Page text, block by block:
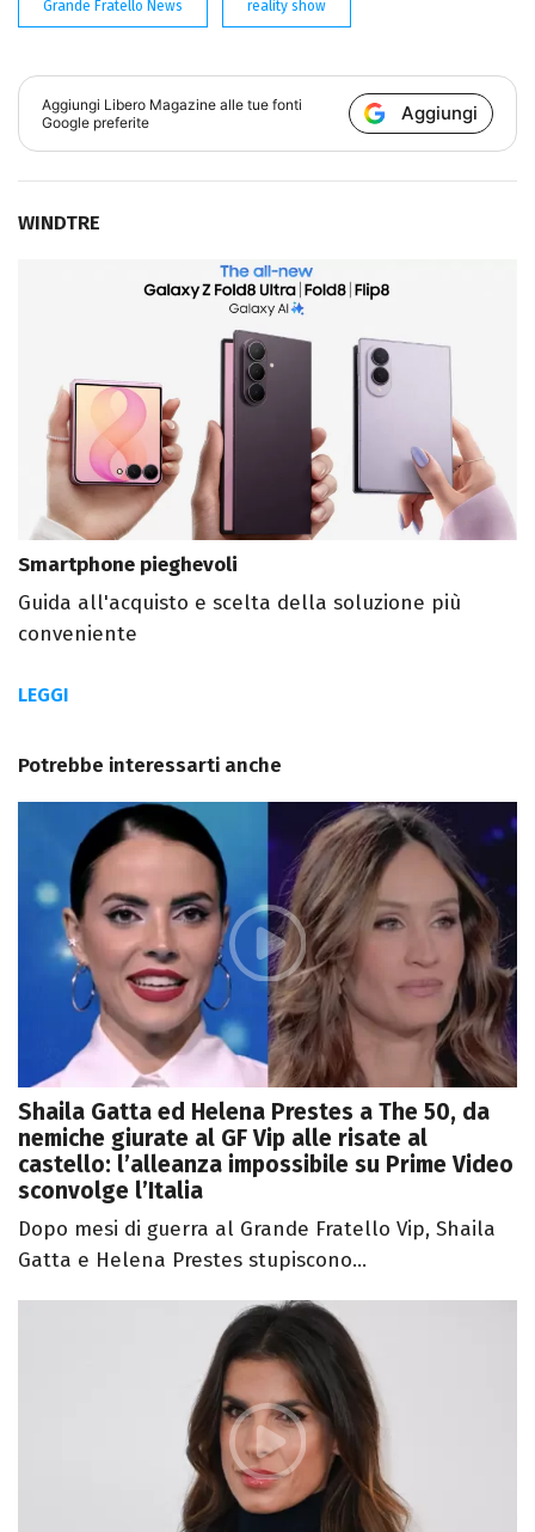
Grande Fratello News reality show
Aggiungi Libero Magazine alle tue fonti
Google preferite
Aggiungi
WINDTRE
Smartphone pieghevoli
Guida all'acquisto e scelta della soluzione più
conveniente
LEGGI
Potrebbe interessarti anche
Shaila Gatta ed Helena Prestes a The 50, da
nemiche giurate al GF Vip alle risate al
castello: l’alleanza impossibile su Prime Video
sconvolge l’Italia
Dopo mesi di guerra al Grande Fratello Vip, Shaila
Gatta e Helena Prestes stupiscono...